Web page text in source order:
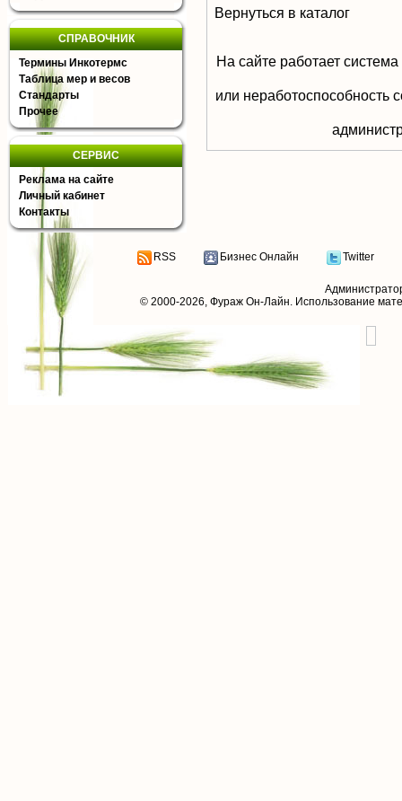
СПРАВОЧНИК
Термины Инкотермс
Таблица мер и весов
Стандарты
Прочее
СЕРВИС
Реклама на сайте
Личный кабинет
Контакты
Вернуться в каталог
На сайте работает
или неработоспособность
RSS Бизнес Онлайн Twitter
© 2000-2026, Фураж Он-Лайн. Использование